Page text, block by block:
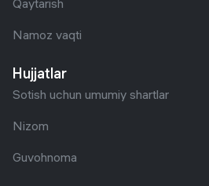
Qaytarish
Namoz vaqti
Hujjatlar
Sotish uchun umumiy shartlar
Nizom
Guvohnoma